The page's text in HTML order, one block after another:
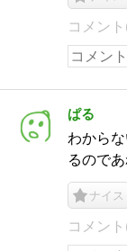
コメン
ぱる
わから
るので
ナイス
コメン